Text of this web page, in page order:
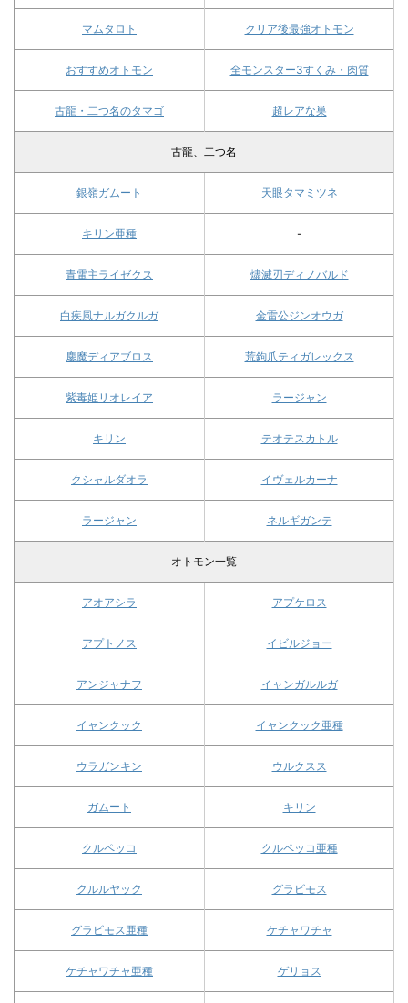
マムタロト クリア後最強オトモン
おすすめオトモン 全モンスター3すくみ・肉質
古龍・二つ名のタマゴ 超レアな巣
古龍、二つ名
銀嶺ガムート 天眼タマミツネ
キリン亜種 -
青電主ライゼクス 燼滅刃ディノバルド
白疾風ナルガクルガ 金雷公ジンオウガ
鏖魔ディアブロス 荒鉤爪ティガレックス
紫毒姫リオレイア ラージャン
キリン テオテスカトル
クシャルダオラ イヴェルカーナ
ラージャン ネルギガンテ
オトモン一覧
アオアシラ アプケロス
アプトノス イビルジョー
アンジャナフ イャンガルルガ
イャンクック イャンクック亜種
ウラガンキン ウルクスス
ガムート キリン
クルペッコ クルペッコ亜種
クルルヤック グラビモス
グラビモス亜種 ケチャワチャ
ケチャワチャ亜種 ゲリョス